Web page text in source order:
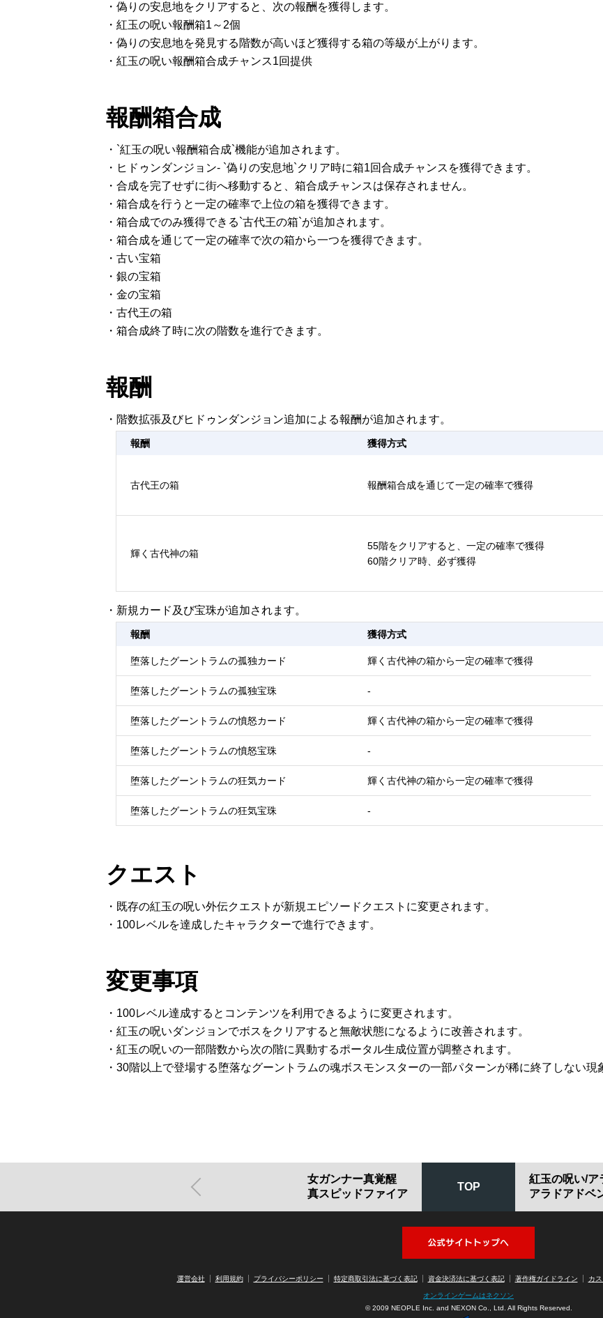
・偽りの安息地をクリアすると、次の報酬を獲得します。
・紅玉の呪い報酬箱1～2個
・偽りの安息地を発見する階数が高いほど獲得する箱の等級が上がります。
・紅玉の呪い報酬箱合成チャンス1回提供
報酬箱合成
・`紅玉の呪い報酬箱合成`機能が追加されます。
・ヒドゥンダンジョン- `偽りの安息地`クリア時に箱1回合成チャンスを獲得できます。
・合成を完了せずに街へ移動すると、箱合成チャンスは保存されません。
・箱合成を行うと一定の確率で上位の箱を獲得できます。
・箱合成でのみ獲得できる`古代王の箱`が追加されます。
・箱合成を通じて一定の確率で次の箱から一つを獲得できます。
・古い宝箱
・銀の宝箱
・金の宝箱
・古代王の箱
・箱合成終了時に次の階数を進行できます。
報酬
・階数拡張及びヒドゥンダンジョン追加による報酬が追加されます。
報酬 獲得方式
古代王の箱 報酬箱合成を通じて一定の確率で獲得
輝く古代神の箱
55階をクリアすると、一定の確率で獲得
60階クリア時、必ず獲得
・新規カード及び宝珠が追加されます。
報酬 獲得方式
堕落したグーントラムの孤独カード 輝く古代神の箱から一定の確率で獲得
堕落したグーントラムの孤独宝珠 -
堕落したグーントラムの憤怒カード 輝く古代神の箱から一定の確率で獲得
堕落したグーントラムの憤怒宝珠 -
堕落したグーントラムの狂気カード
輝く古代神の箱から一定の確率で獲得
堕落したグーントラムの狂気宝珠
-
クエスト
・既存の紅玉の呪い外伝クエストが新規エピソードクエストに変更されます。
・100レベルを達成したキャラクターで進行できます。
変更事項
・100レベル達成するとコンテンツを利用できるように変更されます。
・紅玉の呪いダンジョンでボスをクリアすると無敵状態になるように改善されます。
・紅玉の呪いの一部階数から次の階に異動するポータル生成位置が調整されます。
・30階以上で登場する堕落なグーントラムの魂ボスモンスターの一部パターンが稀に終了しない現
女ガンナー真覚醒
真スピッドファイア
TOP
紅玉の呪い/ア
アラドアドベ
運営会社 利用規約 プライバシーポリシー 特定商取引法に基づく表記 資金決済法に基づく表記 著作権ガイドライン カ
オンラインゲームはネクソン
© 2009 NEOPLE Inc. and NEXON Co., Ltd. All Rights Reserved.